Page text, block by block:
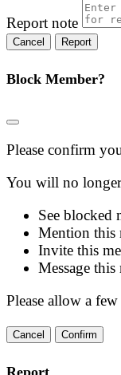
Report note
Report
Block Member?
Please confirm
You will no
See blocked
Mention this
Invite this
Message this
Please allow a
Confirm